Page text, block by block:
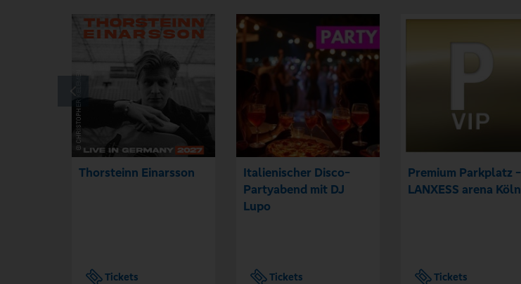
Thorsteinn Einarsson
Tickets
Italienischer Disco-
Partyabend mit DJ
Lupo
Tickets
Premium Parkplatz -
LANXESS arena Köln
Tickets